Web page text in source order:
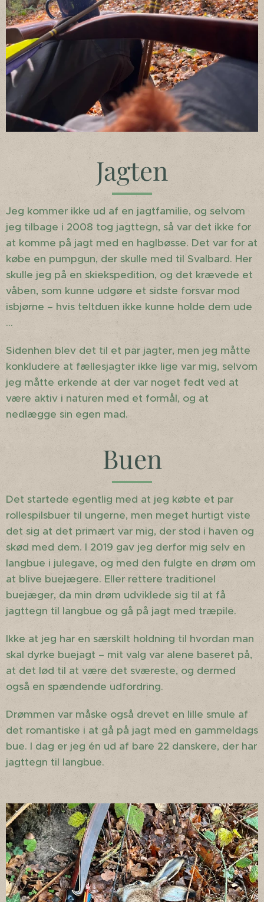
Jagten
Jeg kommer ikke ud af en jagtfamilie, og selvom
jeg tilbage i 2008 tog jagttegn, så var det ikke for
at komme på jagt med en haglbøsse. Det var for at
købe en pumpgun, der skulle med til Svalbard. Her
skulle jeg på en skiekspedition, og det krævede et
våben, som kunne udgøre et sidste forsvar mod
isbjørne – hvis teltduen ikke kunne holde dem ude
...
Sidenhen blev det til et par jagter, men jeg måtte
konkludere at fællesjagter ikke lige var mig, selvom
jeg måtte erkende at der var noget fedt ved at
være aktiv i naturen med et formål, og at
nedlægge sin egen mad.
Buen
Det startede egentlig med at jeg købte et par
rollespilsbuer til ungerne, men meget hurtigt viste
det sig at det primært var mig, der stod i haven og
skød med dem. I 2019 gav jeg derfor mig selv en
langbue i julegave, og med den fulgte en drøm om
at blive buejægere. Eller rettere traditionel
buejæger, da min drøm udviklede sig til at få
jagttegn til langbue og gå på jagt med træpile.
Ikke at jeg har en særskilt holdning til hvordan man
skal dyrke buejagt – mit valg var alene baseret på,
at det lød til at være det sværeste, og dermed
også en spændende udfordring.
Drømmen var måske også drevet en lille smule af
det romantiske i at gå på jagt med en gammeldags
bue. I dag er jeg én ud af bare 22 danskere, der har
jagttegn til langbue.